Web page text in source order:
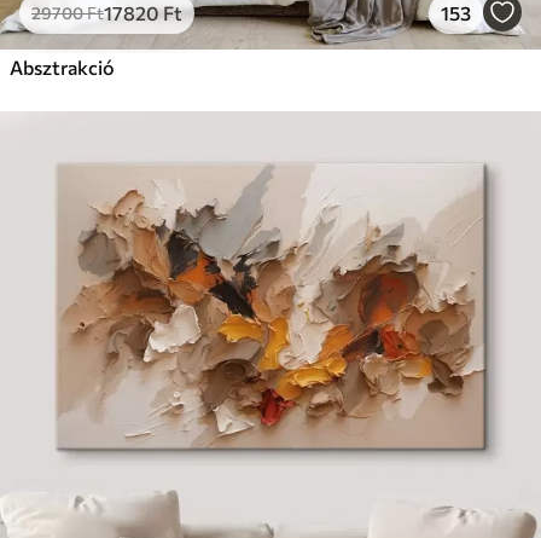
29700Ft17820Ft 153
Absztrakció